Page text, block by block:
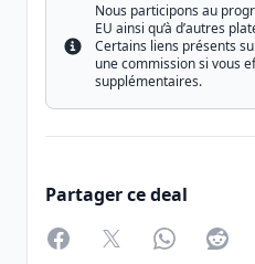
Info
Nous participons au
EU ainsi qu’à d’autres
Certains liens présents
une commission si vous
supplémentaires.
Partager ce deal
FacebookTwitterWhatsApp